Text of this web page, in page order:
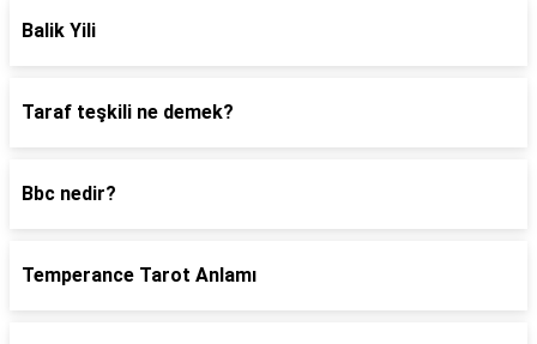
Balik Yili
Taraf teşkili ne demek?
Bbc nedir?
Temperance Tarot Anlamı